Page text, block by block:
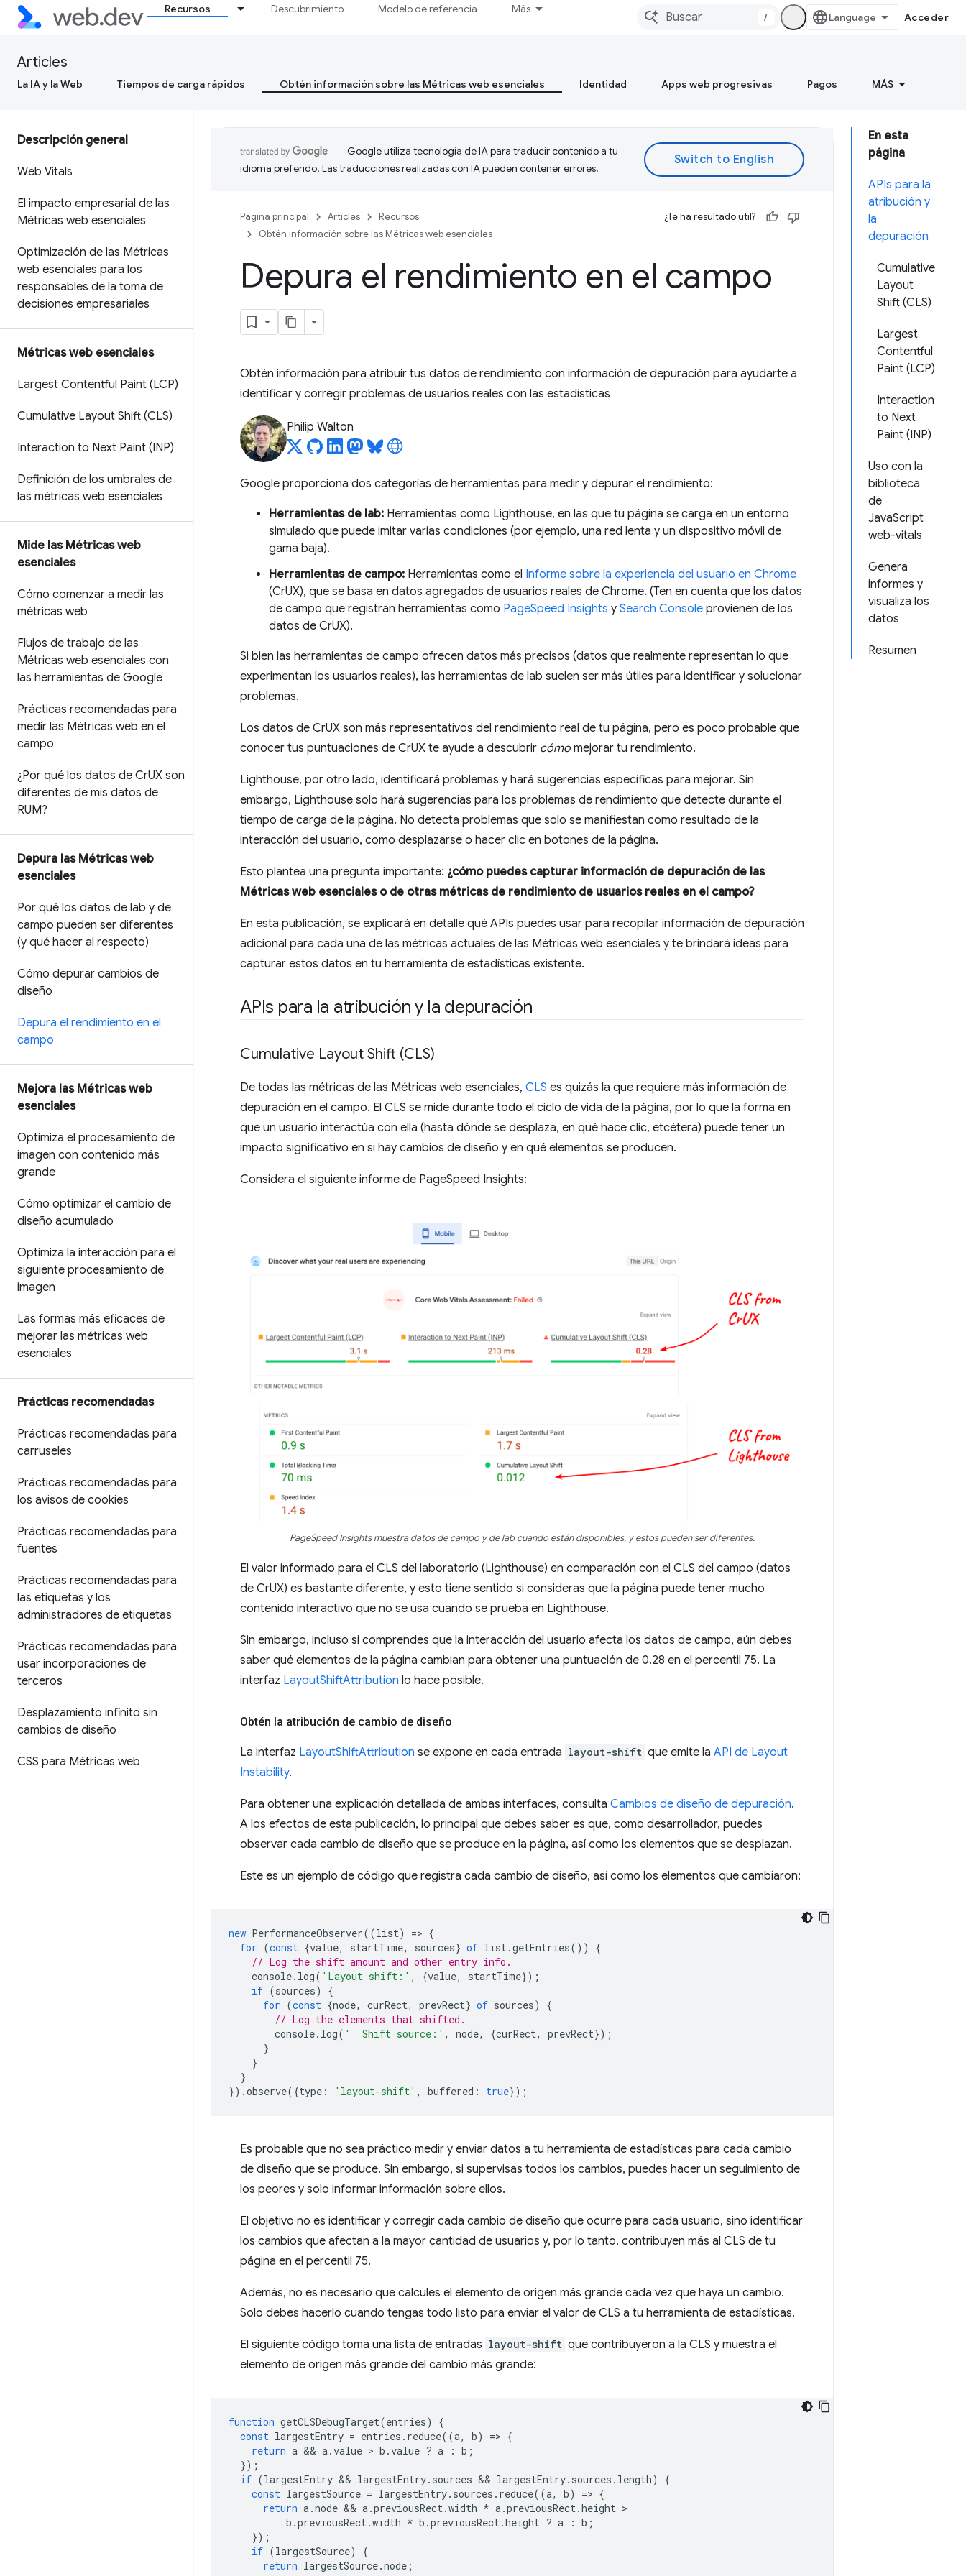
Recursos Descubrimiento Modelo de referencia Más
/ Acceder
Articles
La IA y la Web Tiempos de carga rápidos Obtén información sobre las Métricas web esenciales Identidad Apps web progresivas Pagos MÁS
Descripción general
Web Vitals
El impacto empresarial de las
Métricas web esenciales
Optimización de las Métricas
web esenciales para los
responsables de la toma de
decisiones empresariales
Métricas web esenciales
Largest Contentful Paint (LCP)
Cumulative Layout Shift (CLS)
Interaction to Next Paint (INP)
Definición de los umbrales de
las métricas web esenciales
Mide las Métricas web
esenciales
Cómo comenzar a medir las
métricas web
Flujos de trabajo de las
Métricas web esenciales con
las herramientas de Google
Prácticas recomendadas para
medir las Métricas web en el
campo
¿Por qué los datos de CrUX son
diferentes de mis datos de
RUM?
Depura las Métricas web
esenciales
Por qué los datos de lab y de
campo pueden ser diferentes
(y qué hacer al respecto)
Cómo depurar cambios de
diseño
Depura el rendimiento en el
campo
Mejora las Métricas web
esenciales
Optimiza el procesamiento de
imagen con contenido más
grande
Cómo optimizar el cambio de
diseño acumulado
Optimiza la interacción para el
siguiente procesamiento de
imagen
Las formas más eficaces de
mejorar las métricas web
esenciales
Prácticas recomendadas
Prácticas recomendadas para
carruseles
Prácticas recomendadas para
los avisos de cookies
Prácticas recomendadas para
fuentes
Prácticas recomendadas para
las etiquetas y los
administradores de etiquetas
Prácticas recomendadas para
usar incorporaciones de
terceros
Desplazamiento infinito sin
cambios de diseño
CSS para Métricas web
En esta
página
APIs para la
atribución y
la
depuración
Cumulative
Layout
Shift (CLS)
Largest
Contentful
Paint (LCP)
Interaction
to Next
Paint (INP)
Uso con la
biblioteca
de
JavaScript
web-vitals
Genera
informes y
visualiza los
datos
Resumen
Google utiliza tecnología de IA para traducir contenido a tu
idioma preferido. Las traducciones realizadas con IA pueden contener errores.
Página principal Articles
Recursos
Obtén información sobre las Métricas web esenciales
¿Te ha resultado útil?
Depura el rendimiento en el campo
Obtén información para atribuir tus datos de rendimiento con información de depuración para ayudarte a
identificar y corregir problemas de usuarios reales con las estadísticas
Philip Walton
Google proporciona dos categorías de herramientas para medir y depurar el rendimiento:
Herramientas de lab: Herramientas como Lighthouse, en las que tu página se carga en un entorno
simulado que puede imitar varias condiciones (por ejemplo, una red lenta y un dispositivo móvil de
gama baja).
Herramientas de campo: Herramientas como el Informe sobre la experiencia del usuario en Chrome
(CrUX), que se basa en datos agregados de usuarios reales de Chrome. (Ten en cuenta que los datos
de campo que registran herramientas como PageSpeed Insights y Search Console provienen de los
datos de CrUX).
Si bien las herramientas de campo ofrecen datos más precisos (datos que realmente representan lo que
experimentan los usuarios reales), las herramientas de lab suelen ser más útiles para identificar y solucionar
problemas.
Los datos de CrUX son más representativos del rendimiento real de tu página, pero es poco probable que
conocer tus puntuaciones de CrUX te ayude a descubrir cómo mejorar tu rendimiento.
Lighthouse, por otro lado, identificará problemas y hará sugerencias específicas para mejorar. Sin
embargo, Lighthouse solo hará sugerencias para los problemas de rendimiento que detecte durante el
tiempo de carga de la página. No detecta problemas que solo se manifiestan como resultado de la
interacción del usuario, como desplazarse o hacer clic en botones de la página.
Esto plantea una pregunta importante: ¿cómo puedes capturar información de depuración de las
Métricas web esenciales o de otras métricas de rendimiento de usuarios reales en el campo?
En esta publicación, se explicará en detalle qué APIs puedes usar para recopilar información de depuración
adicional para cada una de las métricas actuales de las Métricas web esenciales y te brindará ideas para
capturar estos datos en tu herramienta de estadísticas existente.
APIs para la atribución y la depuración
Cumulative Layout Shift (CLS)
De todas las métricas de las Métricas web esenciales, CLS es quizás la que requiere más información de
depuración en el campo. El CLS se mide durante todo el ciclo de vida de la página, por lo que la forma en
que un usuario interactúa con ella (hasta dónde se desplaza, en qué hace clic, etcétera) puede tener un
impacto significativo en si hay cambios de diseño y en qué elementos se producen.
Considera el siguiente informe de PageSpeed Insights:
PageSpeed Insights muestra datos de campo y de lab cuando están disponibles, y estos pueden ser diferentes.
El valor informado para el CLS del laboratorio (Lighthouse) en comparación con el CLS del campo (datos
de CrUX) es bastante diferente, y esto tiene sentido si consideras que la página puede tener mucho
contenido interactivo que no se usa cuando se prueba en Lighthouse.
Sin embargo, incluso si comprendes que la interacción del usuario afecta los datos de campo, aún debes
saber qué elementos de la página cambian para obtener una puntuación de 0.28 en el percentil 75. La
interfaz LayoutShiftAttribution lo hace posible.
Obtén la atribución de cambio de diseño
La interfaz LayoutShiftAttribution se expone en cada entrada layout-shift que emite la API de Layout
Instability.
Para obtener una explicación detallada de ambas interfaces, consulta Cambios de diseño de depuración.
A los efectos de esta publicación, lo principal que debes saber es que, como desarrollador, puedes
observar cada cambio de diseño que se produce en la página, así como los elementos que se desplazan.
Este es un ejemplo de código que registra cada cambio de diseño, así como los elementos que cambiaron:
new PerformanceObserver((list) => {
for (const {value, startTime, sources} of list .getEntries())
{
// Log the shift amount and other entry info.
console. log( 'Layout shift:' , {value, startTime});
if (sources)
{
for (const {node, curRect, prevRect} of sources)
{
// Log the elements that shifted.
console. log( '  Shift source:' , node, {curRect, prevRect});
}
}
}
}).observe({type : 'layout-shift' , buffered : true});
Es probable que no sea práctico medir y enviar datos a tu herramienta de estadísticas para cada cambio
de diseño que se produce. Sin embargo, si supervisas todos los cambios, puedes hacer un seguimiento de
los peores y solo informar información sobre ellos.
El objetivo no es identificar y corregir cada cambio de diseño que ocurre para cada usuario, sino identificar
los cambios que afectan a la mayor cantidad de usuarios y, por lo tanto, contribuyen más al CLS de tu
página en el percentil 75.
Además, no es necesario que calcules el elemento de origen más grande cada vez que haya un cambio.
Solo debes hacerlo cuando tengas todo listo para enviar el valor de CLS a tu herramienta de estadísticas.
El siguiente código toma una lista de entradas layout-shift que contribuyeron a la CLS y muestra el
elemento de origen más grande del cambio más grande:
function getCLSDebugTarget(entries)
{
const largestEntry = entries . reduce((a, b) => {
return a && a .value > b .value ? a : b ;
});
if (largestEntry && largestEntry. sources && largestEntry. sources . length)
{
const largestSource = largestEntry. sources . reduce((a, b) => {
return a .node && a .previousRect .width * a .previousRect .height
b .previousRect .width * b .previousRect .height ? a : b ;
});
if (largestSource)
{
return largestSource.node ;